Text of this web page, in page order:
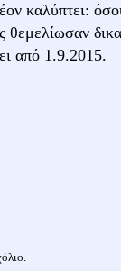
καλύπτει:
από 1.9.2015.